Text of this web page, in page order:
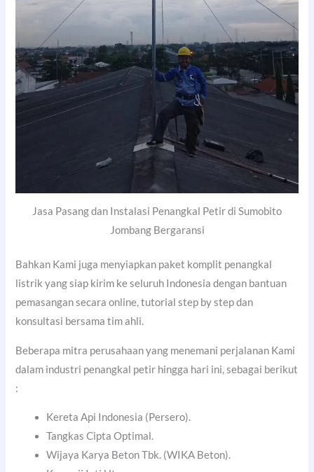
Jasa Pasang dan Instalasi Penangkal Petir di Sumobito
Jombang Bergaransi
Bahkan Kami juga menyiapkan paket komplit penangkal
listrik yang siap kirim ke seluruh Indonesia dengan bantuan
pemasangan secara online, tutorial step by step dan
konsultasi bersama tim ahli.
Beberapa mitra perusahaan yang menemani perjalanan Kami
dalam industri penangkal petir hingga hari ini, sebagai berikut
:
Kereta Api Indonesia (Persero).
Tangkas Cipta Optimal.
Wijaya Karya Beton Tbk. (WIKA Beton).